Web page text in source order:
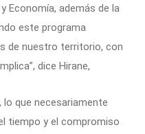
Economía, además de la
este programa
de nuestro territorio, con
dice Hirane,
que necesariamente
tiempo y el compromiso